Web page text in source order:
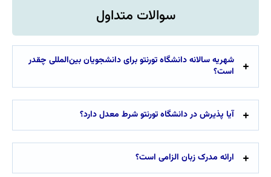
تورنتو برای دانشجویان بین‌المللی چقدر
تورنتو شرط معدل دارد؟
است؟